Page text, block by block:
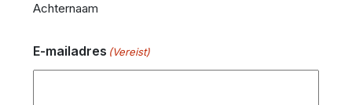
Achternaam
E-mailadres (Vereist)